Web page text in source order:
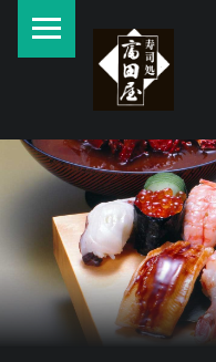
県
松
阪
市
旨
い
寿
司
SITE BANNER